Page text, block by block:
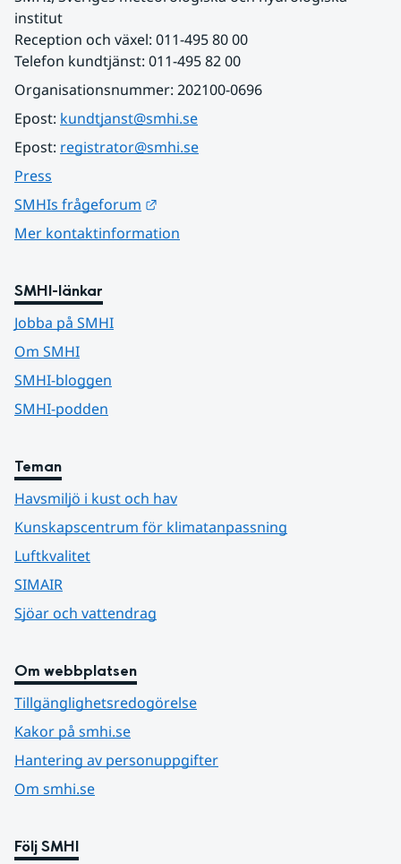
institut
Reception och växel: 011-495 80 00
Telefon kundtjänst: 011-495 82 00
Organisationsnummer: 202100-0696
Epost: kundtjanst@smhi.se
Epost: registrator@smhi.se
Press
SMHIs frågeforum
Mer kontaktinformation
SMHI-länkar
Jobba på SMHI
Om SMHI
SMHI-bloggen
SMHI-podden
Teman
Havsmiljö i kust och hav
Kunskapscentrum för klimatanpassning
Luftkvalitet
SIMAIR
Sjöar och vattendrag
Om webbplatsen
Tillgänglighetsredogörelse
Kakor på smhi.se
Hantering av personuppgifter
Om smhi.se
Följ SMHI